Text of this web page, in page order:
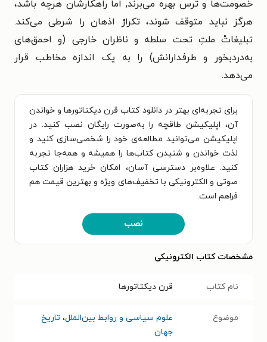
خصومت‌ها و ترس بهره می‌برند, اما راهکارشان هرچه باشد،
هرگز نباید متوقف شوند، تکرارْ اذهان را شرطی می‌کند.
تبلیغاتْ ملتِ تحت سلطه و ناظران خارجی (و احمق‌های
به‌دردبخور و طرفدارانش) را به یک اندازه مخاطب قرار
می‌دهد.
برای تجربه‌ای بهتر در دانلود کتاب قرن دیکتاتورها و خواندن
آن، اپلیکیشن طاقچه را به‌صورت رایگان نصب کنید. در
اپلیکیشن می‌توانید مطالعه‌ی خود را شخصی‌سازی کنید و
لذت خواندن و شنیدن کتاب‌ها را همیشه و همه‌جا تجربه
کنید. علاوه‌بر دسترسی آسان، امکان خرید هزاران کتاب
صوتی و الکترونیکی با تخفیف‌های ویژه و بهترین قیمت هم
فراهم است.
نصب
مشخصات کتاب الکترونیکی
نام کتاب قرن دیکتاتورها
موضوع علوم سیاسی و روابط بین‌الملل، تاریخ
جهان